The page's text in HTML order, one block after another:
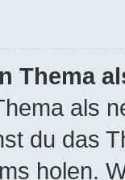
Thema
als
du das
holen.